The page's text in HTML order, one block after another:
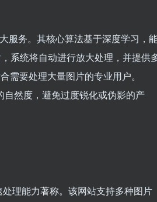
服务。其核心算法基于深度学习，
系统将自动进行放大处理，并提供
需要处理大量图片的专业用户。
自然度，避免过度锐化或伪影的产
理能力著称。该网站支持多种图片